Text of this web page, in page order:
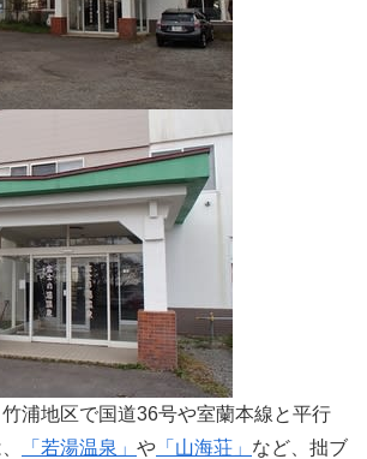
浦地区で国道36号や室蘭本線と平行
「若湯温泉」 や 「山海荘」 など、拙ブ